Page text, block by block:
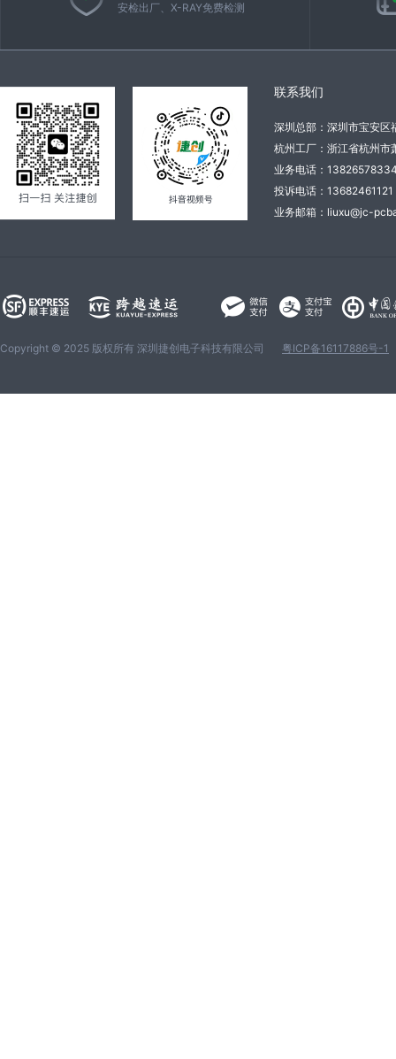
安检出厂、X-RAY免费检测
联系我们
深圳总部：深圳市宝安
杭州工厂：浙江省杭州市
业务电话：
投诉电话：
业务邮箱：liuxu@jc-
Copyright © 2025 版权所有 深圳捷创电子科技有限公司 粤ICP备16117886号-1